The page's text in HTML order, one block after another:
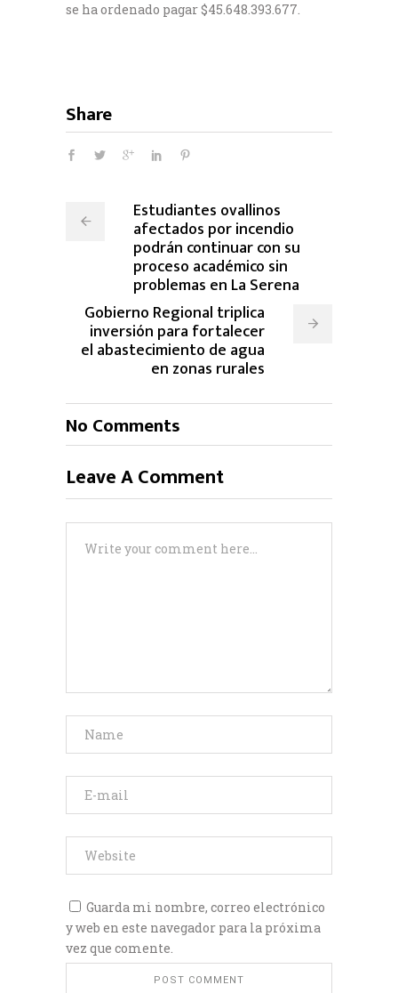
se ha ordenado pagar $45.648.393.677.
Share
Estudiantes ovallinos
afectados por incendio
podrán continuar con su
proceso académico sin
problemas en La Serena
Gobierno Regional triplica
inversión para fortalecer
el abastecimiento de agua
en zonas rurales
No Comments
Leave A Comment
Guarda mi nombre, correo electrónico
y web en este navegador para la próxima
vez que comente.